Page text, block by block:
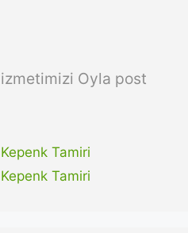
Oyla post
Tamiri
Tamiri